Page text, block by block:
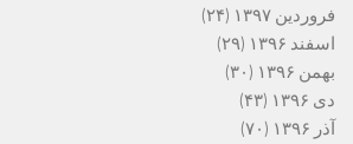
فروردین ۱۳۹۷
(۲۴)
اسفند ۱۳۹۶
(۲۹)
بهمن ۱۳۹۶
(۳۰)
دی ۱۳۹۶
(۴۳)
آذر ۱۳۹۶
(۷۰)